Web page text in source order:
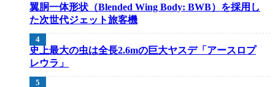
翼胴一体形状（Blended Wing Body: BWB）を採用し
た次世代ジェット旅客機
史上最大の虫は全長2.6mの巨大ヤスデ「アースロプ
レウラ」